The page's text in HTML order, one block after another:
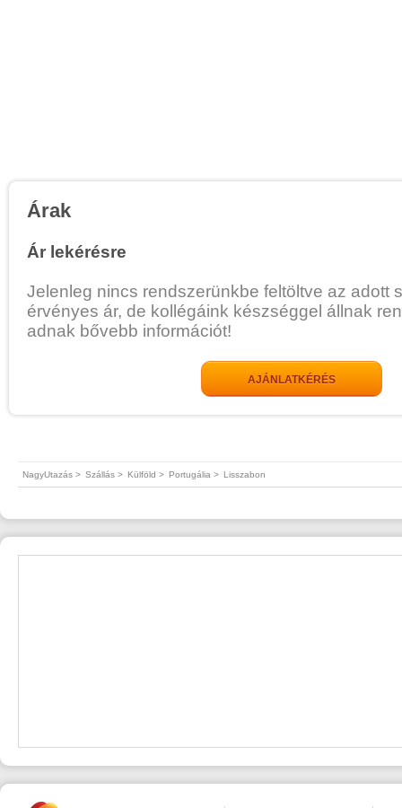
Árak
Ár lekérésre
Jelenleg nincs rendszerünkbe feltöltve az adott
érvényes ár, de kollégáink készséggel állnak
adnak bővebb információt!
AJÁNLATKÉRÉS
NagyUtazás > Szállás > Külföld > Portugália > Lisszabon